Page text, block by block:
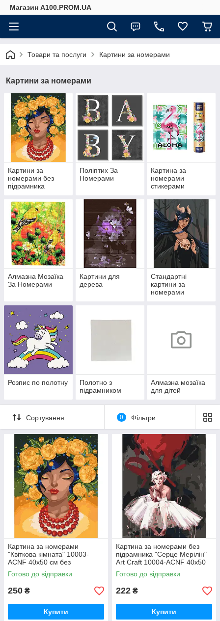
Магазин A100.PROM.UA
Товари та послуги Картини за номерами
Картини за номерами
Картини за
номерами без
підрамника
Поліптих За
Номерами
Картина за
номерами
стикерами
Алмазна Мозаїка
За Номерами
Картини для
дерева
Стандартні
картини за
номерами
Розпис по полотну
Полотно з
підрамником
Алмазна мозаїка
для дітей
Сортування 0 Фільтри
Картина за номерами
"Квіткова кімната" 10003-
ACNF 40х50 см без
підрамника
Готово до відправки
250 ₴
Купити
Картина за номерами без
підрамника "Серце Мерілін"
Art Craft 10004-ACNF 40х50
см
Готово до відправки
222 ₴
Купити